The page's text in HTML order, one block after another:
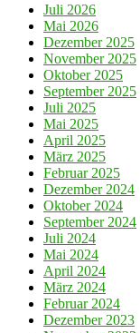
Juli 2026
Mai 2026
Dezember 2025
November 2025
Oktober 2025
September 2025
Juli 2025
Mai 2025
April 2025
März 2025
Februar 2025
Dezember 2024
Oktober 2024
September 2024
Juli 2024
Mai 2024
April 2024
März 2024
Februar 2024
Dezember 2023